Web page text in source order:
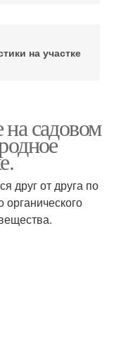
на участке
садовом
друг от друга по